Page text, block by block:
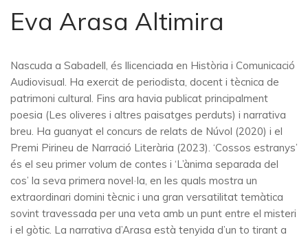
Eva Arasa Altimira
Nascuda a Sabadell, és llicenciada en Història i Comunicació
Audiovisual. Ha exercit de periodista, docent i tècnica de
patrimoni cultural. Fins ara havia publicat principalment
poesia (Les oliveres i altres paisatges perduts) i narrativa
breu. Ha guanyat el concurs de relats de Núvol (2020) i el
Premi Pirineu de Narració Literària (2023). ‘Cossos estranys’
és el seu primer volum de contes i ‘L’ànima separada del
cos’ la seva primera novel·la, en les quals mostra un
extraordinari domini tècnic i una gran versatilitat temàtica
sovint travessada per una veta amb un punt entre el misteri
i el gòtic. La narrativa d’Arasa està tenyida d’un to tirant a